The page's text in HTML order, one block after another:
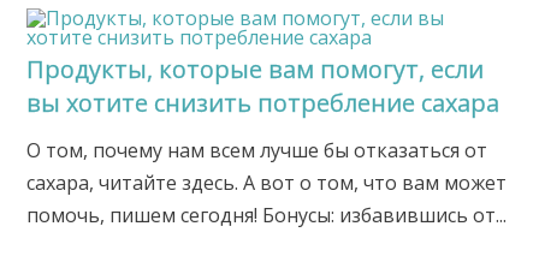
Продукты, которые вам помогут, если
вы хотите снизить потребление сахара
О том, почему нам всем лучше бы отказаться от
сахара, читайте здесь. А вот о том, что вам может
помочь, пишем сегодня! Бонусы: избавившись от...